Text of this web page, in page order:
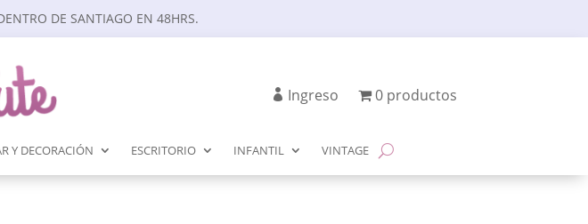
DE SANTIAGO EN 48HRS.
Ingreso 0 productos
Y DECORACIÓN ESCRITORIO INFANTIL VINTAGE